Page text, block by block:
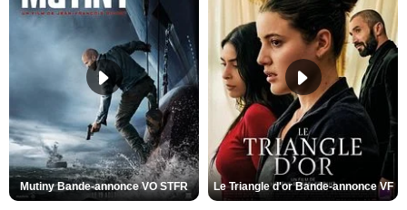
Mutiny Bande-annonce VO STFR Le Triangle d'or Bande-annonce VF